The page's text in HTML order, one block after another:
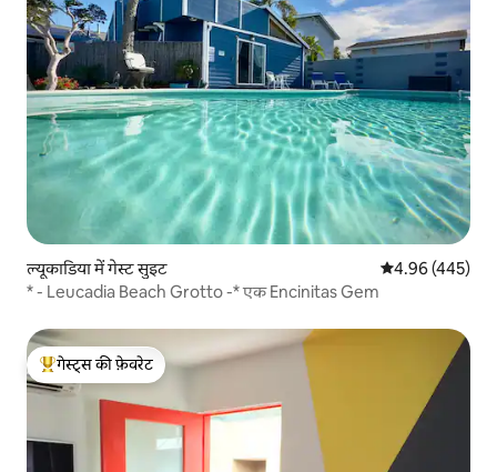
ल्यूकाडिया में गेस्ट सुइट औसत रेटिंग 5 में से
4.96 (445)
* - Leucadia Beach Grotto -* एक Encinitas Gem
गेस्ट्स का टॉप फ़ेवरेट
गेस्ट्स की फ़ेवरेट